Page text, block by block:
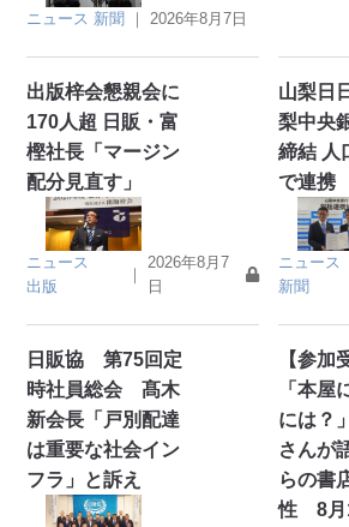
ニュース 新聞 ｜2026年8月7日
出版梓会懇親会に
170人超 日販・富
樫社長「マージン
配分見直す」
ニュース
出版
｜
2026年8月7
日
山梨日
梨中央
締結 人
で連携
ニュース
新聞
日販協 第75回定
時社員総会 髙木
新会長「戸別配達
は重要な社会イン
フラ」と訴え
【参加
「本屋
には？
さんが
らの書
性 8月